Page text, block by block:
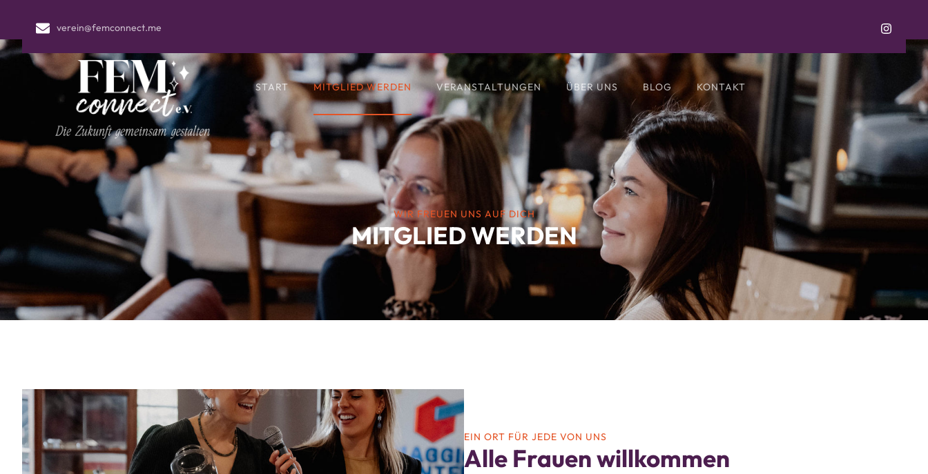
verein@femconnect.me
START MITGLIED WERDEN VERANSTALTUNGEN ÜBER UNS BLOG KONTAKT
WIR FREUEN UNS AUF DICH
MITGLIED WERDEN
EIN ORT FÜR JEDE VON UNS
Alle Frauen willkommen